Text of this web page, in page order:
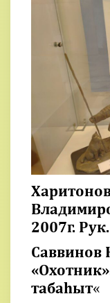
2007г.
Саввинов
табаһыт«